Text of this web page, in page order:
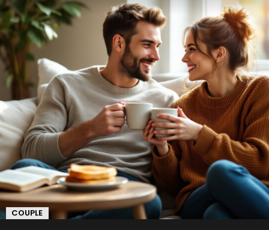
COUPLE